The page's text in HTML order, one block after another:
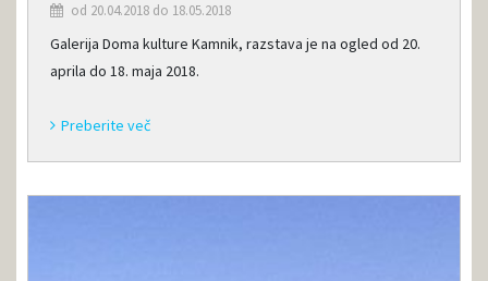
od 20.04.2018 do 18.05.2018
Galerija Doma kulture Kamnik, razstava je na ogled od 20.
aprila do 18. maja 2018.
Preberite več